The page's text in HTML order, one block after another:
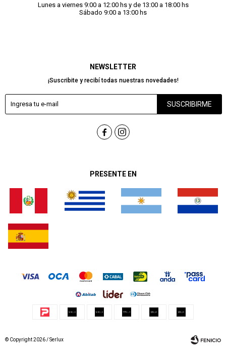
PRESENTE EN
NEWSLETTER
¡Suscribite y recibí todas nuestras novedades!
SUSCRIBIRME
 
Lunes a viernes 9:00 a 12:00 hs y de 13:00 a 18:00 hs
Sábado 9:00 a 13:00 hs
© Copyright 2026 / Serlux